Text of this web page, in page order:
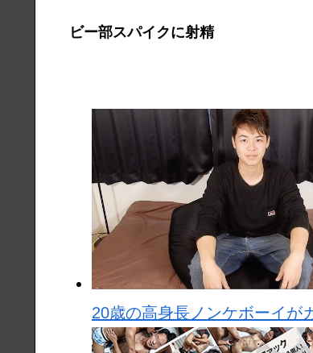
ビー部スパイクに射精
20歳の高身長ノンケボーイ